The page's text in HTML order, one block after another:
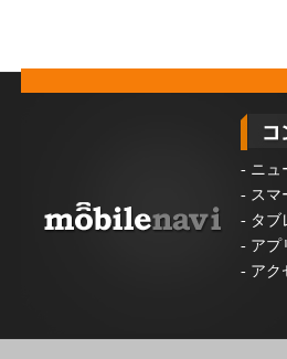
- ニュ
- スマ
- タブ
- アプ
- アク